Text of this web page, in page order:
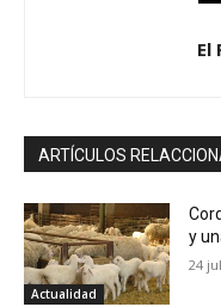
El
ARTÍCULOS
Actualidad
y
24